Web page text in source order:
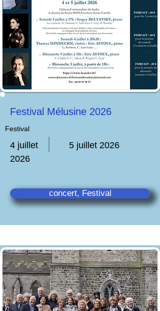
Festival Mélusine 2026
Festival
4 juillet
2026
5 juillet 2026
concert, Festival